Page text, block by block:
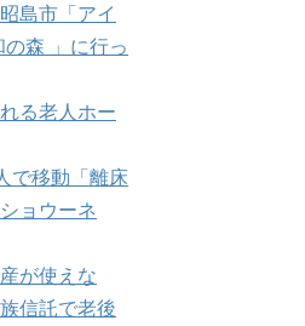
島市「アイ
森 」に行っ
る老人ホー
で移動「離床
ョウーネ
が使えな
信託で老後